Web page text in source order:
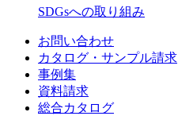
SDGsへの取り組み
お問い合わせ
カタログ・サンプル請求
事例集
資料請求
総合カタログ